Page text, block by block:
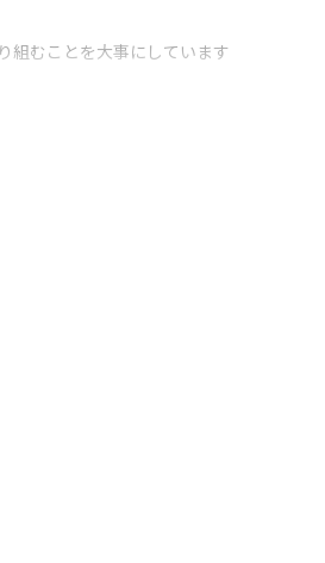
組むことを大事にしています
スマートフォン向けRPGです
』などを手掛けた安藤 武博（株式会社
す